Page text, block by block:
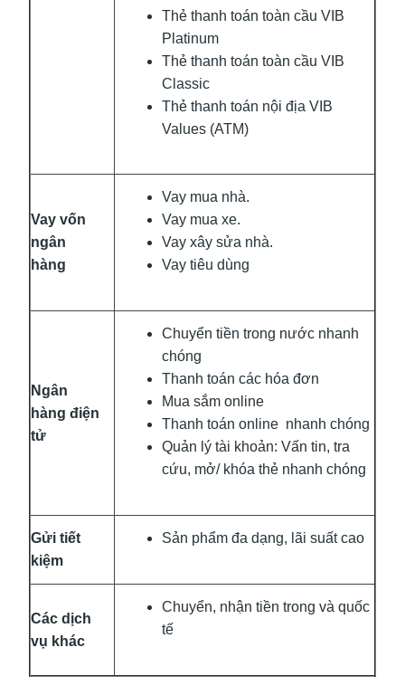
Thẻ thanh toán toàn cầu VIB
Platinum
Thẻ thanh toán toàn cầu VIB
Classic
Thẻ thanh toán nội địa VIB
Values (ATM)
Vay vốn
ngân
hàng
Vay mua nhà.
Vay mua xe.
Vay xây sửa nhà.
Vay tiêu dùng
Ngân
hàng điện
tử
Chuyển tiền trong nước nhanh
chóng
Thanh toán các hóa đơn
Mua sắm online
Thanh toán online nhanh chóng
Quản lý tài khoản: Vấn tin, tra
cứu, mở/ khóa thẻ nhanh chóng
Gửi tiết
kiệm
Sản phẩm đa dạng, lãi suất cao
Các dịch
vụ khác
Chuyển, nhận tiền trong và quốc
tế